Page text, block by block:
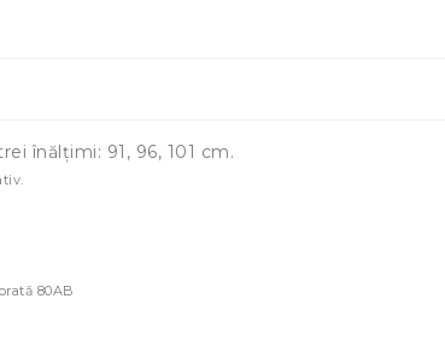
înălțimi: 91, 96, 101 cm.
80AB